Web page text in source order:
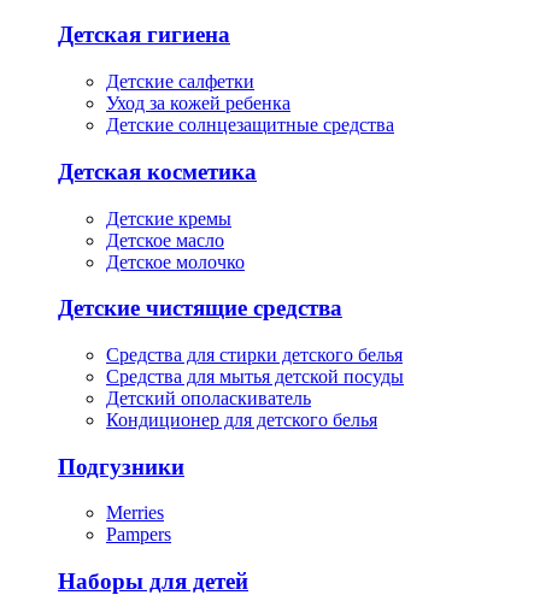
Детская гигиена
Детские салфетки
Уход за кожей ребенка
Детские солнцезащитные средства
Детская косметика
Детские кремы
Детское масло
Детское молочко
Детские чистящие средства
Средства для стирки детского белья
Средства для мытья детской посуды
Детский ополаскиватель
Кондиционер для детского белья
Подгузники
Merries
Pampers
Наборы для детей